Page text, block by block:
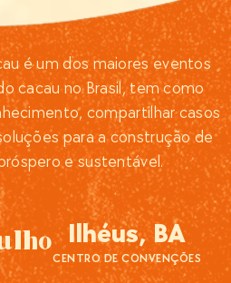
é um dos maiores eventos
cacau no Brasil, tem como
compartilhar casos
para a construção de
e sustentável.
Ilhéus, BA
CENTRO DE CONVENÇÕES